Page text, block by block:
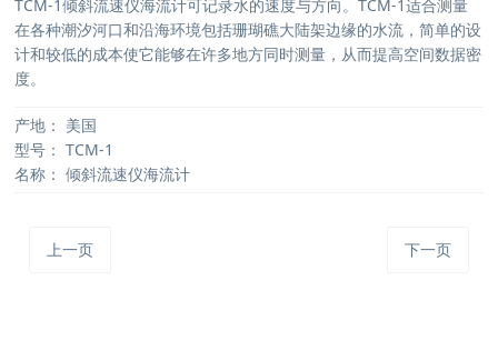
TCM-1倾斜流速仪海流计可记录水的速度与方向。TCM-1适合测量
在各种潮汐河口和沿海环境包括珊瑚礁大陆架边缘的水流，简单的设
计和较低的成本使它能够在许多地方同时测量，从而提高空间数据密
度。
产地： 美国
型号： TCM-1
名称： 倾斜流速仪海流计
上一页 下一页